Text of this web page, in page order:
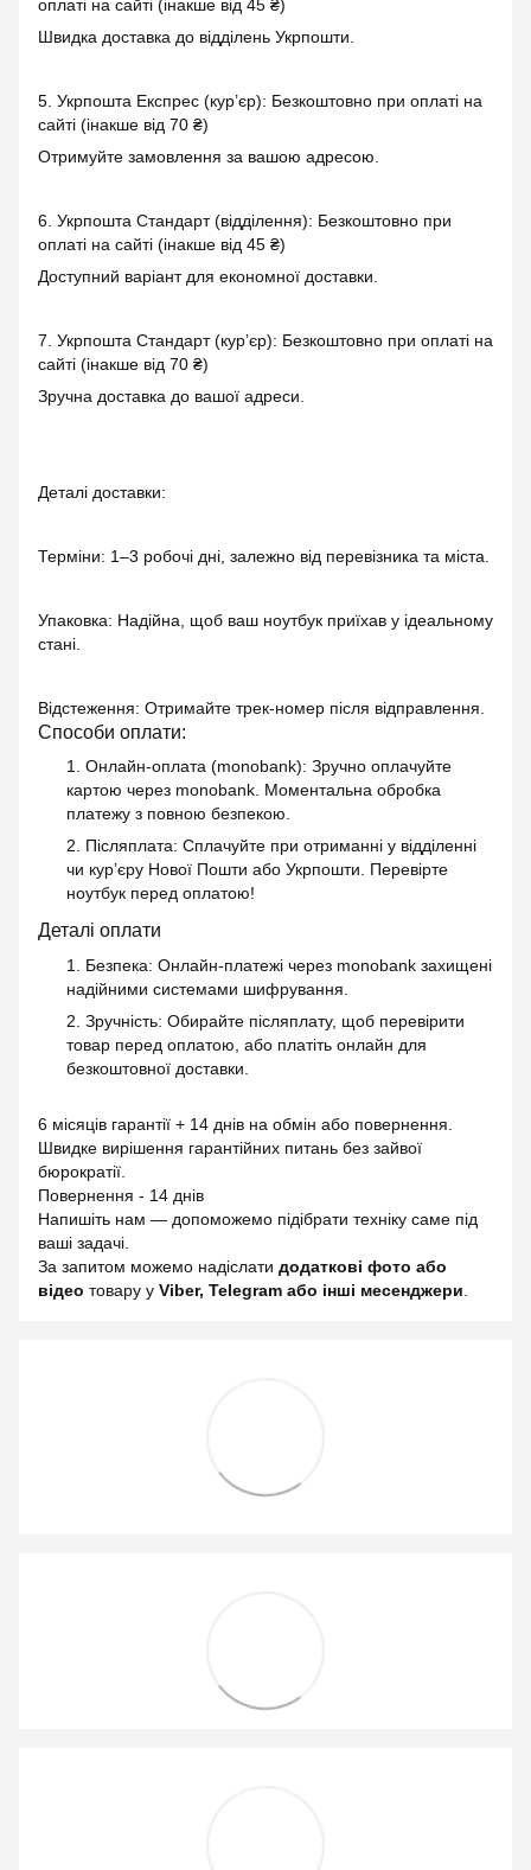
оплаті на сайті (інакше від 45 ₴)
Швидка доставка до відділень Укрпошти.
5. Укрпошта Експрес (кур’єр): Безкоштовно при оплаті на
сайті (інакше від 70 ₴)
Отримуйте замовлення за вашою адресою.
6. Укрпошта Стандарт (відділення): Безкоштовно при
оплаті на сайті (інакше від 45 ₴)
Доступний варіант для економної доставки.
7. Укрпошта Стандарт (кур’єр): Безкоштовно при оплаті на
сайті (інакше від 70 ₴)
Зручна доставка до вашої адреси.
Деталі доставки:
Терміни: 1–3 робочі дні, залежно від перевізника та міста.
Упаковка: Надійна, щоб ваш ноутбук приїхав у ідеальному
стані.
Відстеження: Отримайте трек-номер після відправлення.
Способи оплати:
1. Онлайн-оплата (monobank): Зручно оплачуйте
картою через monobank. Моментальна обробка
платежу з повною безпекою.
2. Післяплата: Сплачуйте при отриманні у відділенні
чи кур’єру Нової Пошти або Укрпошти. Перевірте
ноутбук перед оплатою!
Деталі оплати
1. Безпека: Онлайн-платежі через monobank захищені
надійними системами шифрування.
2. Зручність: Обирайте післяплату, щоб перевірити
товар перед оплатою, або платіть онлайн для
безкоштовної доставки.
6 місяців гарантії + 14 днів на обмін або повернення.
Швидке вирішення гарантійних питань без зайвої
бюрократії.
Повернення - 14 днів
Напишіть нам — допоможемо підібрати техніку саме під
ваші задачі.
За запитом можемо надіслати додаткові фото або
відео товару у Viber, Telegram або інші месенджери